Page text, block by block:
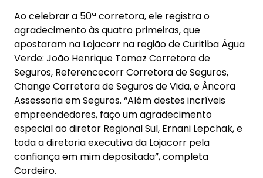
Ao celebrar a 50ª corretora, ele registra o
agradecimento às quatro primeiras, que
apostaram na Lojacorr na região de Curitiba Água
Verde: João Henrique Tomaz Corretora de
Seguros, Referencecorr Corretora de Seguros,
Change Corretora de Seguros de Vida, e Âncora
Assessoria em Seguros. “Além destes incríveis
empreendedores, faço um agradecimento
especial ao diretor Regional Sul, Ernani Lepchak, e
toda a diretoria executiva da Lojacorr pela
confiança em mim depositada”, completa
Cordeiro.